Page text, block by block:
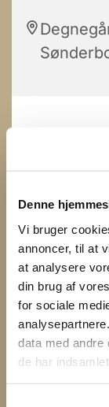
Denne
Vi bruger
annoncer, til at
at analysere
din brug af
for sociale
data med andre
de har